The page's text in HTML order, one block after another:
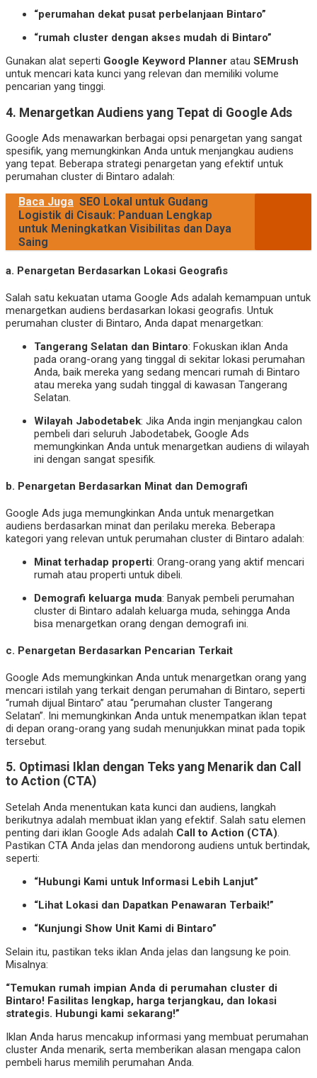
“perumahan dekat pusat perbelanjaan Bintaro”
“rumah cluster dengan akses mudah di Bintaro”
Gunakan alat seperti Google Keyword Planner atau SEMrush
untuk mencari kata kunci yang relevan dan memiliki volume
pencarian yang tinggi.
4. Menargetkan Audiens yang Tepat di Google Ads
Google Ads menawarkan berbagai opsi penargetan yang sangat
spesifik, yang memungkinkan Anda untuk menjangkau audiens
yang tepat. Beberapa strategi penargetan yang efektif untuk
perumahan cluster di Bintaro adalah:
Baca Juga SEO Lokal untuk Gudang
Logistik di Cisauk: Panduan Lengkap
untuk Meningkatkan Visibilitas dan Daya
Saing
a. Penargetan Berdasarkan Lokasi Geografis
Salah satu kekuatan utama Google Ads adalah kemampuan untuk
menargetkan audiens berdasarkan lokasi geografis. Untuk
perumahan cluster di Bintaro, Anda dapat menargetkan:
Tangerang Selatan dan Bintaro: Fokuskan iklan Anda
pada orang-orang yang tinggal di sekitar lokasi perumahan
Anda, baik mereka yang sedang mencari rumah di Bintaro
atau mereka yang sudah tinggal di kawasan Tangerang
Selatan.
Wilayah Jabodetabek: Jika Anda ingin menjangkau calon
pembeli dari seluruh Jabodetabek, Google Ads
memungkinkan Anda untuk menargetkan audiens di wilayah
ini dengan sangat spesifik.
b. Penargetan Berdasarkan Minat dan Demografi
Google Ads juga memungkinkan Anda untuk menargetkan
audiens berdasarkan minat dan perilaku mereka. Beberapa
kategori yang relevan untuk perumahan cluster di Bintaro adalah:
Minat terhadap properti: Orang-orang yang aktif mencari
rumah atau properti untuk dibeli.
Demografi keluarga muda: Banyak pembeli perumahan
cluster di Bintaro adalah keluarga muda, sehingga Anda
bisa menargetkan orang dengan demografi ini.
c. Penargetan Berdasarkan Pencarian Terkait
Google Ads memungkinkan Anda untuk menargetkan orang yang
mencari istilah yang terkait dengan perumahan di Bintaro, seperti
“rumah dijual Bintaro” atau “perumahan cluster Tangerang
Selatan”. Ini memungkinkan Anda untuk menempatkan iklan tepat
di depan orang-orang yang sudah menunjukkan minat pada topik
tersebut.
5. Optimasi Iklan dengan Teks yang Menarik dan Call
to Action (CTA)
Setelah Anda menentukan kata kunci dan audiens, langkah
berikutnya adalah membuat iklan yang efektif. Salah satu elemen
penting dari iklan Google Ads adalah Call to Action (CTA).
Pastikan CTA Anda jelas dan mendorong audiens untuk bertindak,
seperti:
“Hubungi Kami untuk Informasi Lebih Lanjut”
“Lihat Lokasi dan Dapatkan Penawaran Terbaik!”
“Kunjungi Show Unit Kami di Bintaro”
Selain itu, pastikan teks iklan Anda jelas dan langsung ke poin.
Misalnya:
“Temukan rumah impian Anda di perumahan cluster di
Bintaro! Fasilitas lengkap, harga terjangkau, dan lokasi
strategis. Hubungi kami sekarang!”
Iklan Anda harus mencakup informasi yang membuat perumahan
cluster Anda menarik, serta memberikan alasan mengapa calon
pembeli harus memilih perumahan Anda.